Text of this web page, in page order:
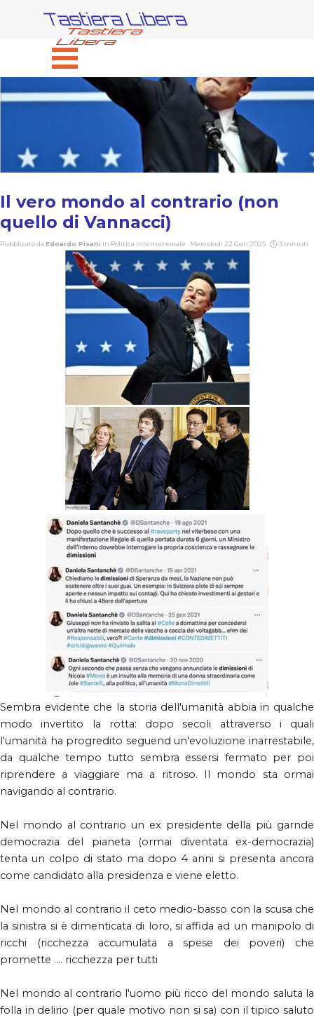
Tastiera Libera
Salta menù
Il vero mondo al contrario (non
quello di Vannacci)
Pubblicato da Edoardo Pisani in Politica internazionale · Mercoledì 22 Gen 2025 · 3 minuti
Sembra evidente che la storia dell'umanità abbia in qualche
modo invertito la rotta: dopo secoli attraverso i quali
l'umanità ha progredito seguend un'evoluzione inarrestabile,
da qualche tempo tutto sembra essersi fermato per poi
riprendere a viaggiare ma a ritroso. Il mondo sta ormai
navigando al contrario.
Nel mondo al contrario un ex presidente della più garnde
democrazia del pianeta (ormai diventata ex-democrazia)
tenta un colpo di stato ma dopo 4 anni si presenta ancora
come candidato alla presidenza e viene eletto.
Nel mondo al contrario il ceto medio-basso con la scusa che
la sinistra si è dimenticata di loro, si affida ad un manipolo di
ricchi (ricchezza accumulata a spese dei poveri) che
promette .... ricchezza per tutti
Nel mondo al contrario l'uomo più ricco del mondo saluta la
folla in delirio (per quale motivo non si sa) con il tipico saluto